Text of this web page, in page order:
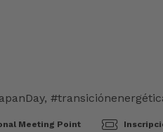
,
Meeting Point